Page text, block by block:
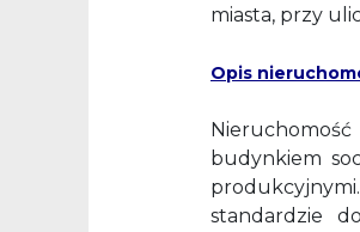
miasta, przy
Opis
budynkiem
standardzie